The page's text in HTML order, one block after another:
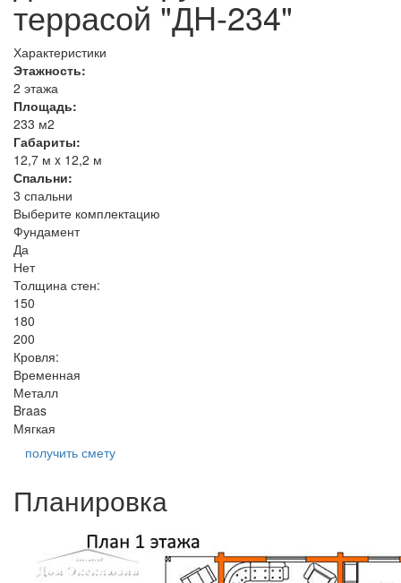
террасой "ДH-234"
Характеристики
Этажность:
2 этажа
Площадь:
233 м2
Габариты:
12,7 м x 12,2 м
Спальни:
3 спальни
Выберите комплектацию
Фундамент
Да
Нет
Толщина стен:
150
180
200
Кровля:
Временная
Металл
Braas
Мягкая
получить смету
Планировка